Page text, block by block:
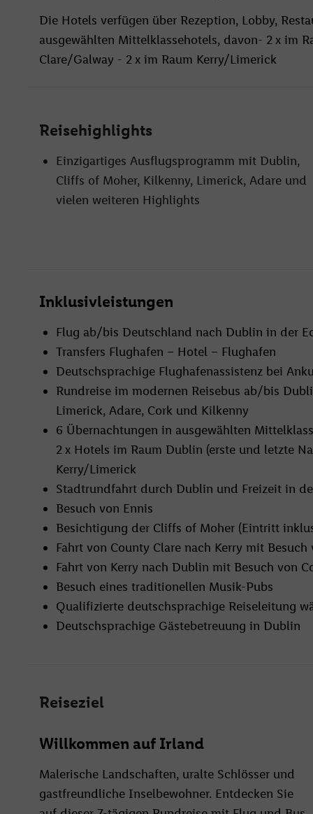
Die Hotels verfügen über Rezeption, Lobby,
ausgewählten Mittelklassehotels, davon- 2 x im
Clare/Galway - 2 x im Raum Kerry/Limerick
Reisehighlights
Einzigartiges Ausflugsprogramm mit Dublin,
Cliffs of Moher, Kilkenny, Limerick, Adare und
vielen weiteren Highlights
Inklusivleistungen
Flug ab/bis Deutschland nach Dublin in der
Transfers Flughafen – Hotel – Flughafen
Deutschsprachige Flughafenassistenz bei
Rundreise im modernen Reisebus ab/bis
Limerick, Adare, Cork und Kilkenny
6 Übernachtungen in ausgewählten
2 x Hotels im Raum Dublin (erste und letzte
Kerry/Limerick
Stadtrundfahrt durch Dublin und Freizeit in
Besuch von Ennis
Besichtigung der Cliffs of Moher (Eintritt
Fahrt von County Clare nach Kerry mit
Fahrt von Kerry nach Dublin mit Besuch von
Besuch eines traditionellen Musik-Pubs
Qualifizierte deutschsprachige Reiseleitung
Deutschsprachige Gästebetreuung in Dublin
Reiseziel
Willkommen auf Irland
Malerische Landschaften, uralte Schlösser und
gastfreundliche Inselbewohner. Entdecken Sie